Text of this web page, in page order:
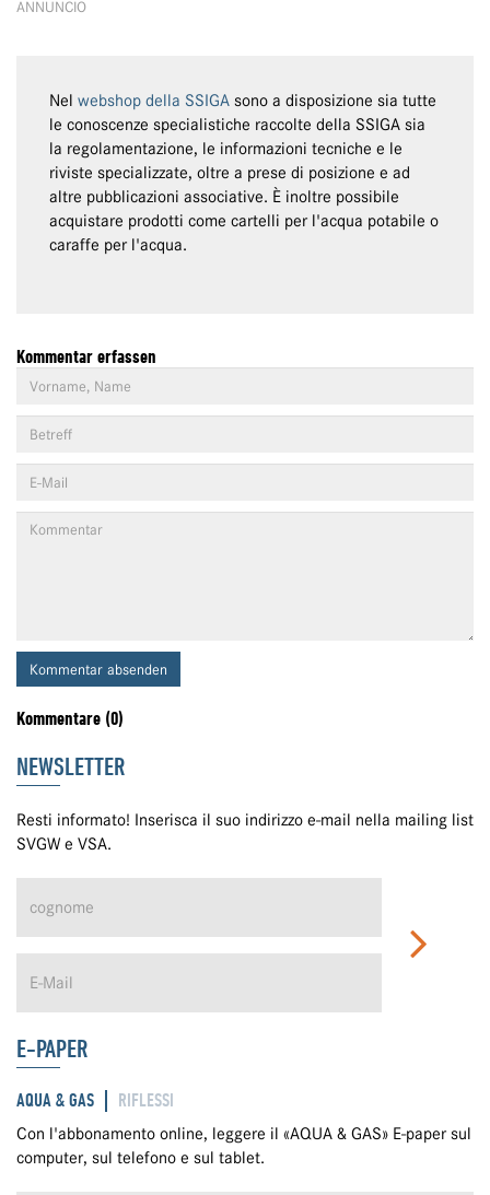
ANNUNCIO
Nel webshop della SSIGA sono a disposizione sia tutte
le conoscenze specialistiche raccolte della SSIGA sia
la regolamentazione, le informazioni tecniche e le
riviste specializzate, oltre a prese di posizione e ad
altre pubblicazioni associative. È inoltre possibile
acquistare prodotti come cartelli per l'acqua potabile o
caraffe per l'acqua.
Kommentar erfassen
Kommentar absenden
Kommentare (0)
NEWSLETTER
Resti informato! Inserisca il suo indirizzo e-mail nella mailing list
SVGW e VSA.
E-PAPER
AQUA & GAS RIFLESSI
Con l'abbonamento online, leggere il «AQUA & GAS» E-paper sul
computer, sul telefono e sul tablet.